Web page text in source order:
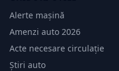
Alerte mașină
Amenzi auto 2026
Acte necesare circulație
Știri auto